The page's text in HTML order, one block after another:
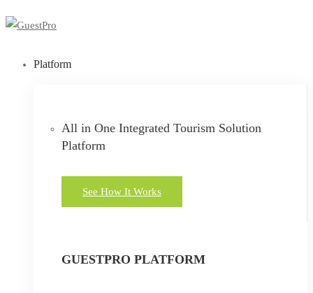
Platform
All in One Integrated Tourism Solution
Platform
See How It Works
GUESTPRO PLATFORM